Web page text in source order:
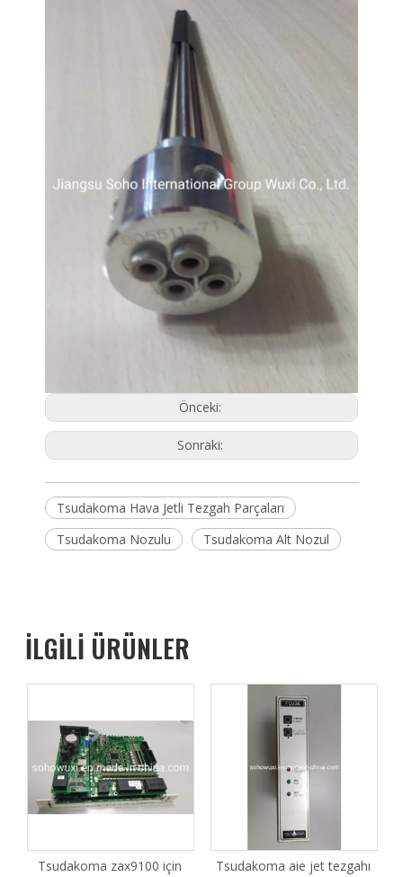
Önceki:
Sonraki:
Tsudakoma Hava Jetli Tezgah Parçaları
Tsudakoma Nozulu
Tsudakoma Alt Nozul
İLGİLİ ÜRÜNLER
Tsudakoma zax9100 için
Tsudakoma aie jet tezgahı